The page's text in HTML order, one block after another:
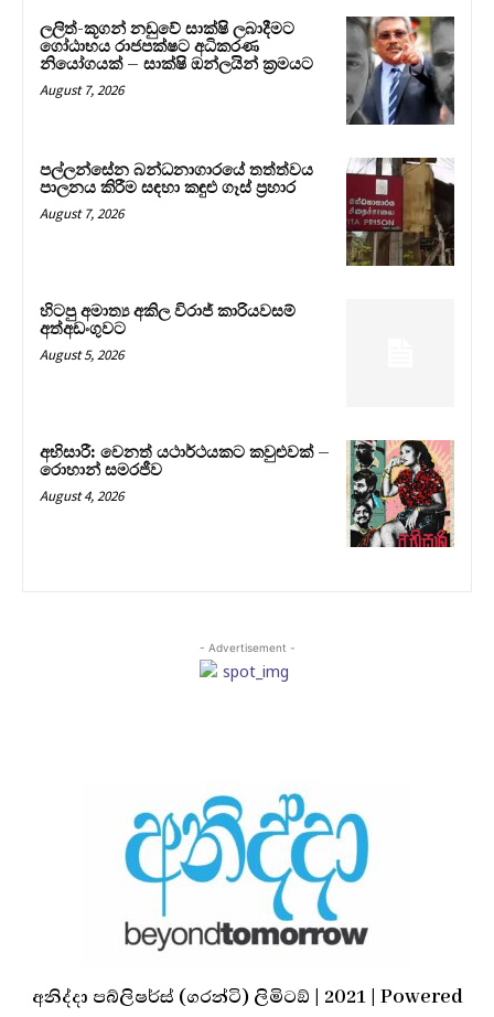
ලලිත්-කූගන් නඩුවේ සාක්ෂි ලබාදීමට
ගෝඨාභය රාජපක්ෂට අධිකරණ
නියෝගයක් – සාක්ෂි ඔන්ලයින් ක්‍රමයට
August 7, 2026
පල්ලන්සේන බන්ධනාගාරයේ තත්ත්වය
පාලනය කිරීම සඳහා කඳුළු ගෑස් ප්‍රහාර
August 7, 2026
හිටපු අමාත්‍ය අකිල විරාජ් කාරියවසම්
අත්අඩංගුවට
August 5, 2026
අභිසාරී: වෙනත් යථාර්ථයකට කවුළුවක් –
රොහාන් සමරජීව
August 4, 2026
- Advertisement -
අනිද්දා පබ්ලිෂර්ස් (ගරන්ටි) ලිමිටඞ් | 2021 | Powered